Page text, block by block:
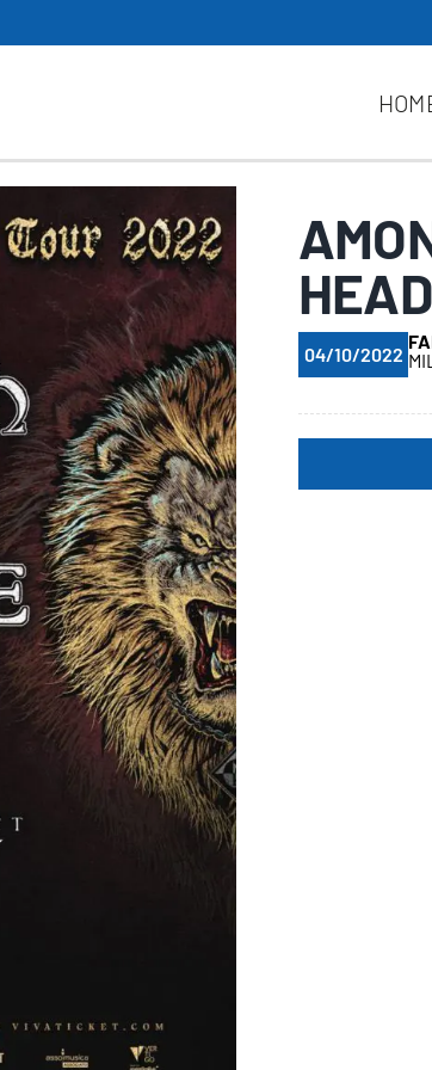
04/10/2022